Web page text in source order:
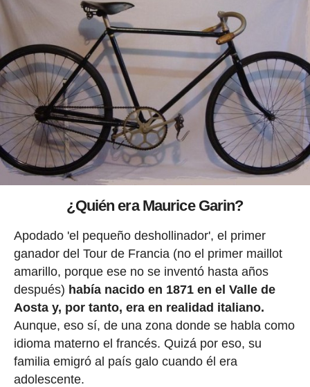
¿Quién era Maurice Garin?
Apodado 'el pequeño deshollinador', el primer
ganador del Tour de Francia (no el primer maillot
amarillo, porque ese no se inventó hasta años
después) había nacido en 1871 en el Valle de
Aosta y, por tanto, era en realidad italiano.
Aunque, eso sí, de una zona donde se habla como
idioma materno el francés. Quizá por eso, su
familia emigró al país galo cuando él era
adolescente.